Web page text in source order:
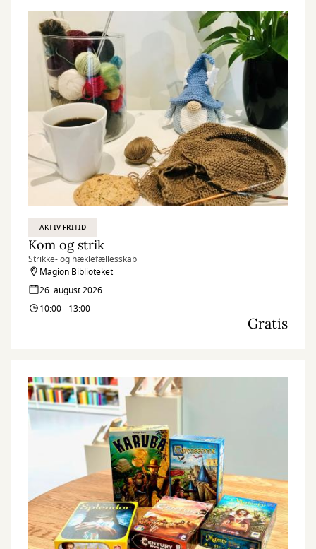
AKTIV FRITID
Kom og strik
Strikke- og hæklefællesskab
Magion Biblioteket
26. august 2026
10:00 - 13:00
Gratis